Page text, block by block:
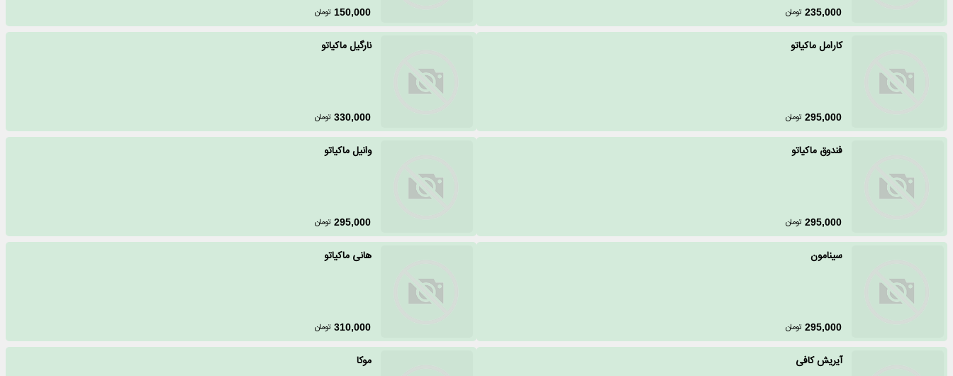
235,000 تومان 150,000 تومان
کارامل ماکیاتو
295,000 تومان
نارگیل ماکیاتو
330,000 تومان
فندوق ماکیاتو
295,000 تومان
وانیل ماکیاتو
295,000 تومان
سینامون
295,000 تومان
هانی ماکیاتو
310,000 تومان
آیریش کافی موکا